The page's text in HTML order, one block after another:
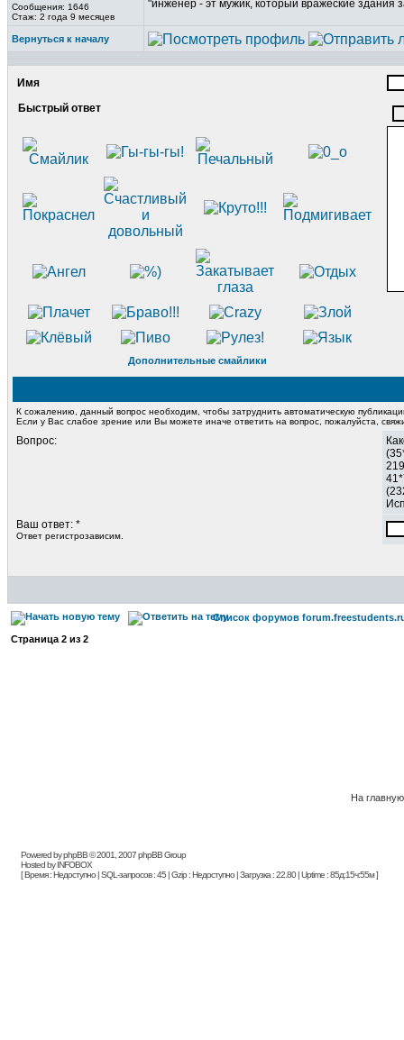
Сообщения: 1646
Стаж: 2 года 9 месяцев
"инженер - эт мужик, который вражеские здания
Вернуться к началу
Имя
Быстрый ответ
Дополнительные смайлики
К сожалению, данный вопрос необходим, чтобы затруднить автоматическую
Если у Вас слабое зрение или Вы можете иначе ответить на вопрос, пожалуйста,
Вопрос:
Ваш ответ: *
Ответ регистрозависим.
Список форумов
Страница 2 из 2
На главную
Powered by phpBB © 2001, 2007 phpBB Group
Hosted by INFOBOX
[ Время : Недоступно | SQL-запросов : 45 | Gzip : Недоступно | Загрузка : 22.80 | Uptime : 85д:15ч:55м ]